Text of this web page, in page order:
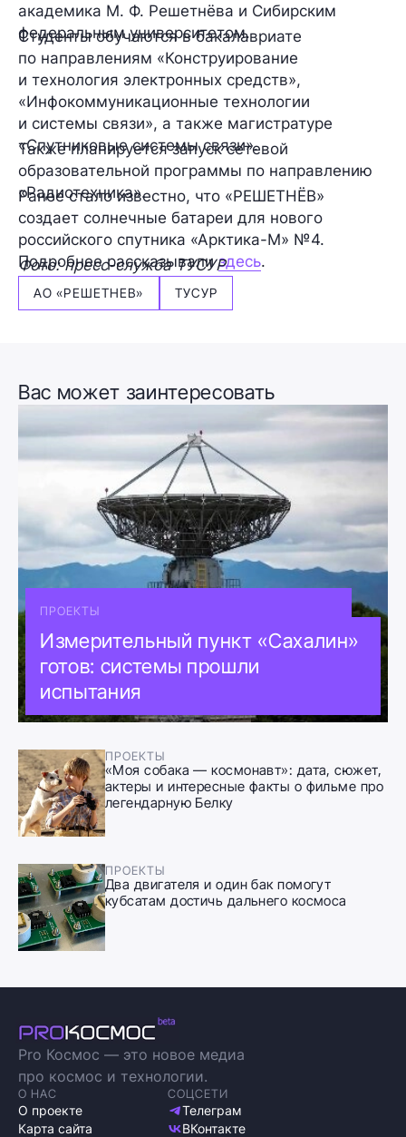
академика М. Ф. Решетнёва и Сибирским
федеральным университетом.
Студенты обучаются в бакалавриате
по направлениям «Конструирование
и технология электронных средств»,
«Инфокоммуникационные технологии
и системы связи», а также магистратуре
«Спутниковые системы связи».
Также планируется запуск сетевой
образовательной программы по направлению
«Радиотехника».
Ранее стало известно, что «РЕШЕТНЁВ»
создает солнечные батареи для нового
российского спутника «Арктика-М» №4.
Подробнее рассказывализдесь.
Фото: пресс-служба ТУСУР
АО «РЕШЕТНЕВ» ТУСУР
Вас может заинтересовать
ПРОЕКТЫ
Измерительный пункт «Сахалин»
готов: системы прошли
испытания
ПРОЕКТЫ
«Моя собака — космонавт»: дата, сюжет,
актеры и интересные факты о фильме про
легендарную Белку
ПРОЕКТЫ
Два двигателя и один бак помогут
кубсатам достичь дальнего космоса
Pro Космос — это новое медиа
про космос и технологии.
О НАС
О проекте
Карта сайта
СОЦСЕТИ
Телеграм
ВКонтакте